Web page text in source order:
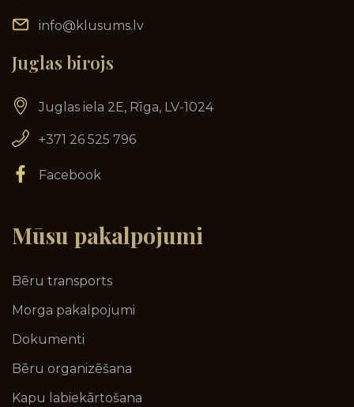
info@klusums.lv
Juglas birojs
Juglas iela 2E, Rīga, LV-1024
+371 26 525 796
Facebook
Mūsu pakalpojumi
Bēru transports
Morga pakalpojumi
Dokumenti
Bēru organizēšana
Kapu labiekārtošana